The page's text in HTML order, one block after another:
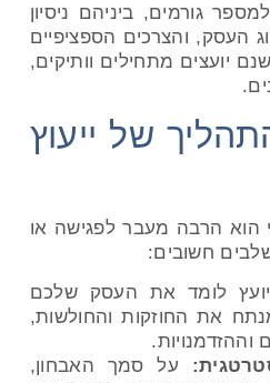
גורמים, ביניהם ניסיון
העסק, והצרכים הספציפיים
יועצים מתחילים וותיקים,
של ייעוץ
הוא הרבה מעבר לפגישה או
חשובים:
לומד את העסק שלכם
את החוזקות והחולשות,
על סמך האבחון,